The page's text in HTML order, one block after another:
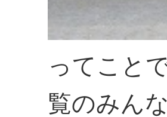
ってこと
覧のみん